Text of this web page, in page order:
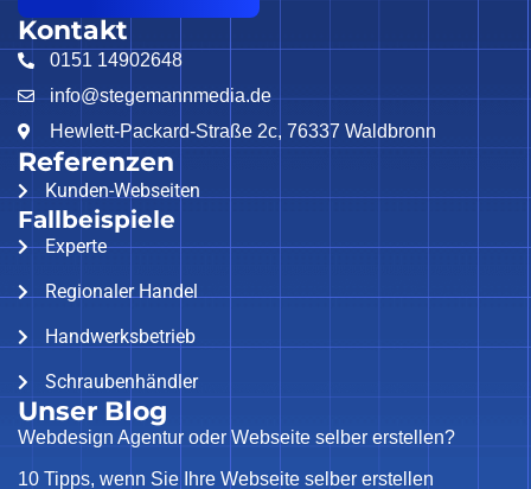
Kontakt
0151 14902648
info@stegemannmedia.de
Hewlett-Packard-Straße 2c, 76337 Waldbronn
Referenzen
Kunden-Webseiten
Fallbeispiele
Experte
Regionaler Handel
Handwerksbetrieb
Schraubenhändler
Unser Blog
Webdesign Agentur oder Webseite selber erstellen?
10 Tipps, wenn Sie Ihre Webseite selber erstellen